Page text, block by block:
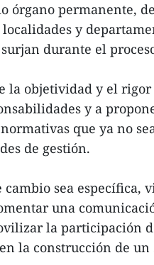
órgano permanente,
y
durante el
la objetividad y el
y a
que ya no
de gestión.
sea específica,
una
la participación
la construcción de un